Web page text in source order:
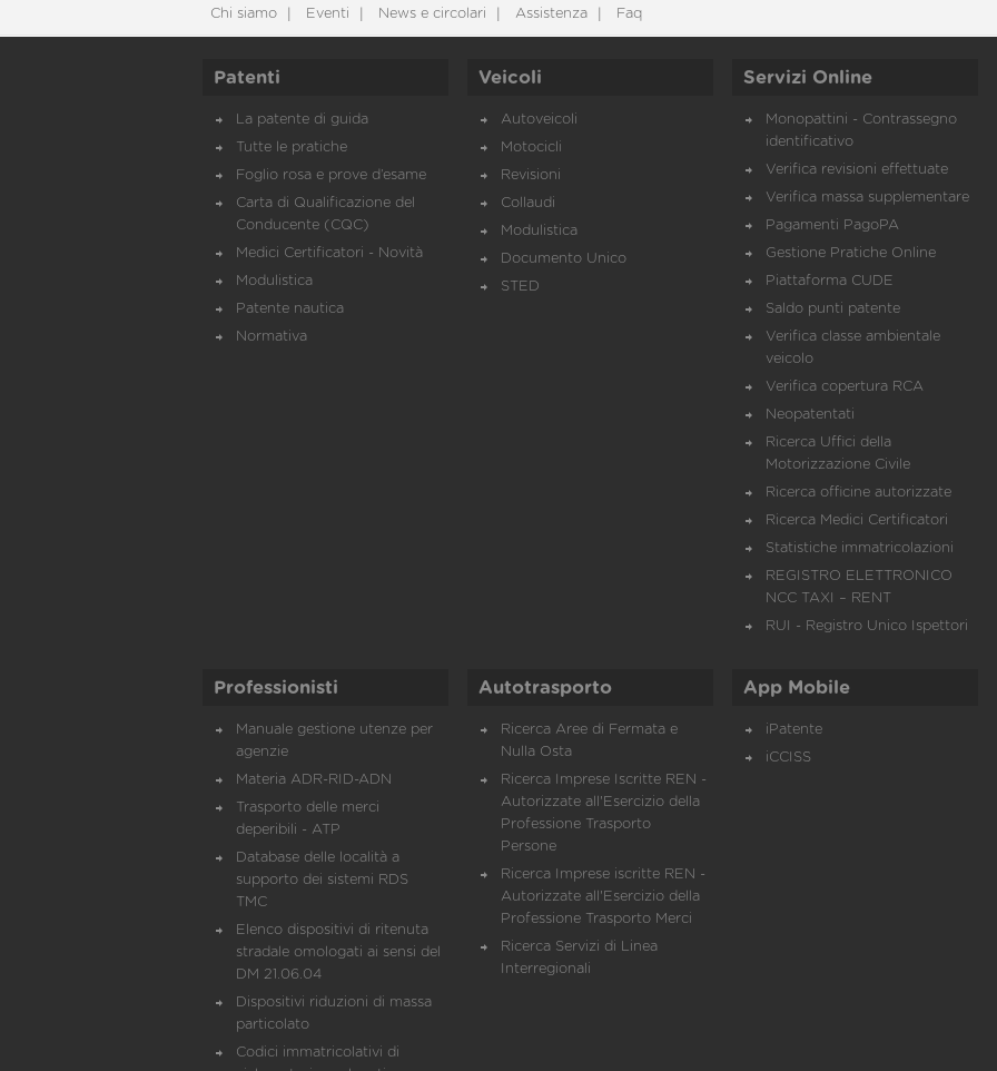
Chi siamo Eventi News e circolari Assistenza Faq
Patenti
La patente di guida
Tutte le pratiche
Foglio rosa e prove d’esame
Carta di Qualificazione del
Conducente (CQC)
Medici Certificatori - Novità
Modulistica
Patente nautica
Normativa
Veicoli
Autoveicoli
Motocicli
Revisioni
Collaudi
Modulistica
Documento Unico
STED
Servizi Online
Monopattini - Contrassegno
identificativo
Verifica revisioni effettuate
Verifica massa supplementare
Pagamenti PagoPA
Gestione Pratiche Online
Piattaforma CUDE
Saldo punti patente
Verifica classe ambientale
veicolo
Verifica copertura RCA
Neopatentati
Ricerca Uffici della
Motorizzazione Civile
Ricerca officine autorizzate
Ricerca Medici Certificatori
Statistiche immatricolazioni
REGISTRO ELETTRONICO
NCC TAXI – RENT
RUI - Registro Unico Ispettori
Professionisti
Manuale gestione utenze per
agenzie
Materia ADR-RID-ADN
Trasporto delle merci
deperibili - ATP
Database delle località a
supporto dei sistemi RDS
TMC
Elenco dispositivi di ritenuta
stradale omologati ai sensi del
DM 21.06.04
Dispositivi riduzioni di massa
particolato
Codici immatricolativi di
Autotrasporto
Ricerca Aree di Fermata e
Nulla Osta
Ricerca Imprese Iscritte REN -
Autorizzate all'Esercizio della
Professione Trasporto
Persone
Ricerca Imprese iscritte REN -
Autorizzate all'Esercizio della
Professione Trasporto Merci
Ricerca Servizi di Linea
Interregionali
App Mobile
iPatente
iCCISS